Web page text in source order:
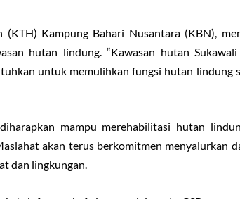
Kampung Bahari Nusantara (KBN),
hutan lindung. “Kawasan hutan
untuk memulihkan fungsi hutan lindung
mampu merehabilitasi hutan
akan terus berkomitmen menyalurkan
dan lingkungan.